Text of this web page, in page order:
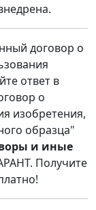
договор о
ответ в
о
изобретения,
образца"
и иные
Получите